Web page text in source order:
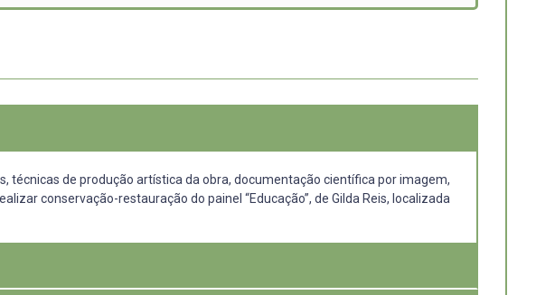
técnicas de produção artística da obra, documentação científica por imagem,
conservação-restauração do painel “Educação”, de Gilda Reis, localizada